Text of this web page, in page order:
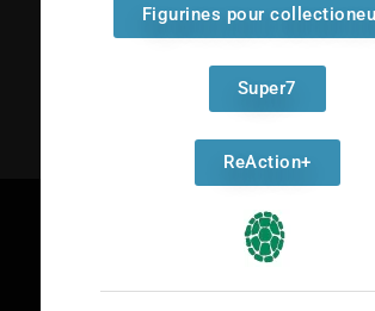
Figurines pour
Super7
ReAction+